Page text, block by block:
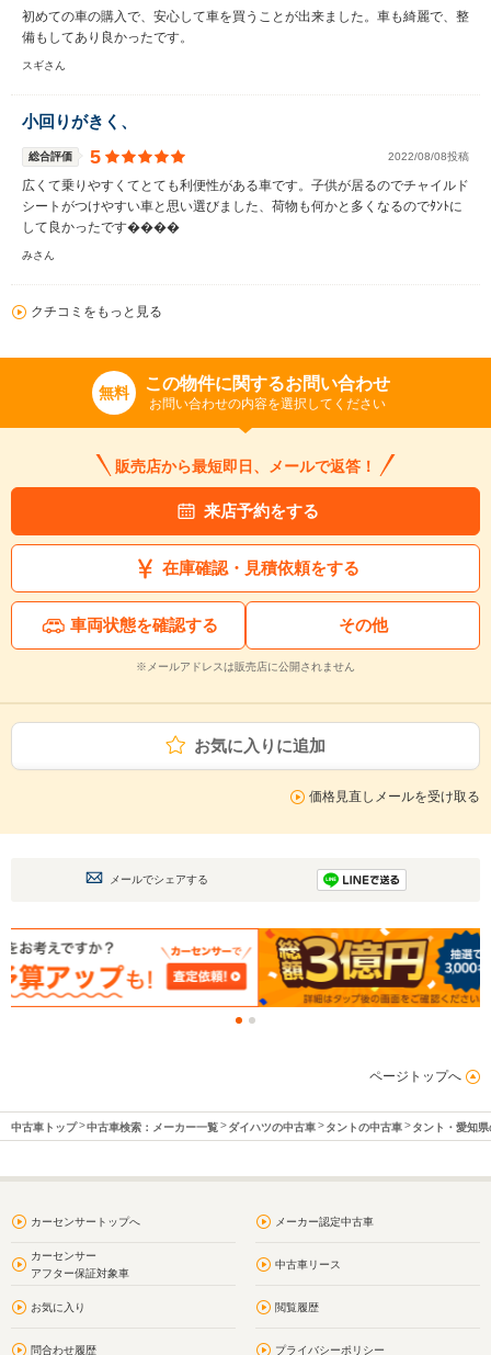
初めての車の購入で、安心して車を買うことが出来ました。車も綺麗で、整
備もしてあり良かったです。
スギさん
小回りがきく、
総合評価 5 2022/08/08投稿
広くて乗りやすくてとても利便性がある車です。子供が居るのでチャイルド
シートがつけやすい車と思い選びました、荷物も何かと多くなるのでﾀﾝﾄに
して良かったです����
みさん
クチコミをもっと見る
無料 この物件に関するお問い合わせ
お問い合わせの内容を選択してください
販売店から最短即日、メールで返答！
来店予約をする
在庫確認・見積依頼をする
車両状態を確認する その他
※メールアドレスは販売店に公開されません
お気に入りに追加
価格見直しメールを受け取る
メールでシェアする
ページトップへ
中古車トップ 中古車検索：メーカー一覧 ダイハツの中古車 タントの中古車 タント・愛知
カーセンサートップへ メーカー認定中古車
カーセンサー
アフター保証対象車
中古車リース
お気に入り 閲覧履歴
問合わせ履歴 プライバシーポリシー